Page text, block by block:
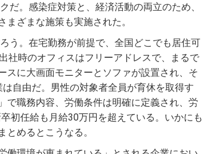
だ。感染症対策と、経済活動の両立のため、
ざまな施策も実施された。
う。在宅勤務が前提で、全国どこでも居住可
社時のオフィスはフリーアドレスで、まるで
スに大画面モニターとソファが設置され、そ
自由だ。男性の対象者全員が育休を取得す
で職務内容、労働条件は明確に定義され、労
初任給も月給30万円を超えている。いかにも
めるとこうなる。